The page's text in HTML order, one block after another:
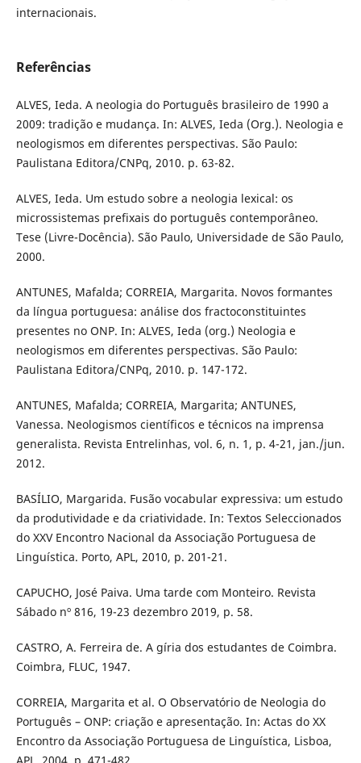
internacionais.
Referências
ALVES, Ieda. A neologia do Português brasileiro de 1990 a
2009: tradição e mudança. In: ALVES, Ieda (Org.). Neologia e
neologismos em diferentes perspectivas. São Paulo:
Paulistana Editora/CNPq, 2010. p. 63-82.
ALVES, Ieda. Um estudo sobre a neologia lexical: os
microssistemas prefixais do português contemporâneo.
Tese (Livre-Docência). São Paulo, Universidade de São Paulo,
2000.
ANTUNES, Mafalda; CORREIA, Margarita. Novos formantes
da língua portuguesa: análise dos fractoconstituintes
presentes no ONP. In: ALVES, Ieda (org.) Neologia e
neologismos em diferentes perspectivas. São Paulo:
Paulistana Editora/CNPq, 2010. p. 147-172.
ANTUNES, Mafalda; CORREIA, Margarita; ANTUNES,
Vanessa. Neologismos científicos e técnicos na imprensa
generalista. Revista Entrelinhas, vol. 6, n. 1, p. 4-21, jan./jun.
2012.
BASÍLIO, Margarida. Fusão vocabular expressiva: um estudo
da produtividade e da criatividade. In: Textos Seleccionados
do XXV Encontro Nacional da Associação Portuguesa de
Linguística. Porto, APL, 2010, p. 201-21.
CAPUCHO, José Paiva. Uma tarde com Monteiro. Revista
Sábado nº 816, 19-23 dezembro 2019, p. 58.
CASTRO, A. Ferreira de. A gíria dos estudantes de Coimbra.
Coimbra, FLUC, 1947.
CORREIA, Margarita et al. O Observatório de Neologia do
Português – ONP: criação e apresentação. In: Actas do XX
Encontro da Associação Portuguesa de Linguística, Lisboa,